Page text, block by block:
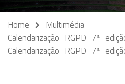
Home
Multimédia